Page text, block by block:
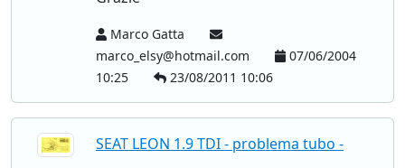
Marco Gatta
marco_elsy@hotmail.com
07/06/2004
10:25
23/08/2011 10:06
SEAT LEON 1.9 TDI - problema tubo -